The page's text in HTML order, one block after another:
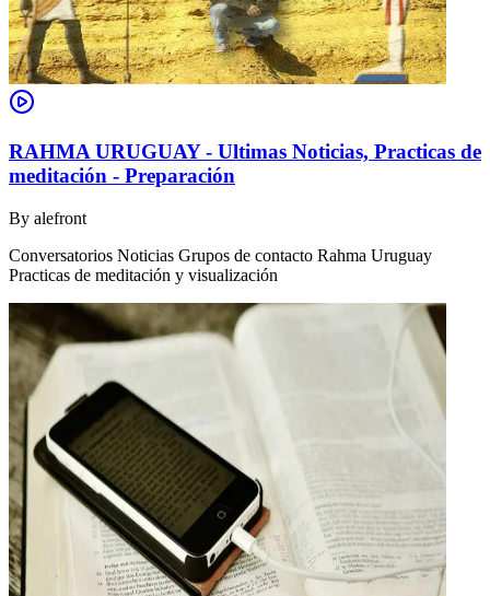
RAHMA URUGUAY - Ultimas Noticias, Practicas de
meditación - Preparación
By alefront
Conversatorios Noticias Grupos de contacto Rahma Uruguay
Practicas de meditación y visualización